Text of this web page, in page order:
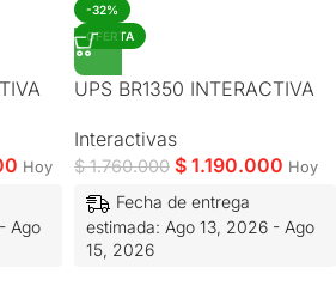
Hoy
Ago
-32%
OFERTA
UPS BR1350 INTERACTIVA
Interactivas
$1.760.000 $ 1.190.000 Hoy
Fecha de entrega
estimada: Ago 13, 2026 - Ago
15, 2026